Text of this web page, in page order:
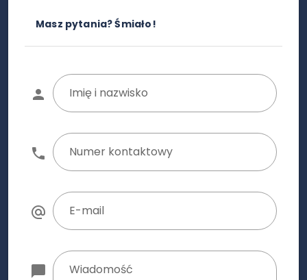
Masz pytania? Śmiało!
Imię i nazwisko
Numer kontaktowy
E-mail
Wiadomość